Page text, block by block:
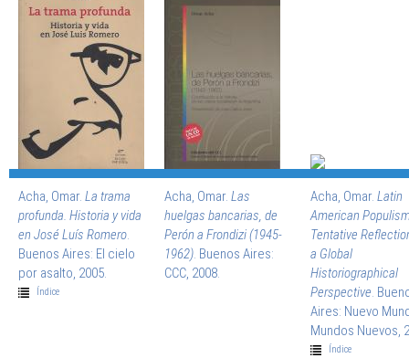
Acha, Omar. La trama
profunda. Historia y vida
en José Luís Romero.
Buenos Aires: El cielo
por asalto, 2005.
Índice
Acha, Omar. Las
huelgas bancarias, de
Perón a Frondizi (1945-
1962). Buenos Aires:
CCC, 2008.
Acha, Omar. Latin
American
Tentative
a Global
Historiographical
Perspective.
Aires: Nuevo
Mundos Nuevos,
Índice